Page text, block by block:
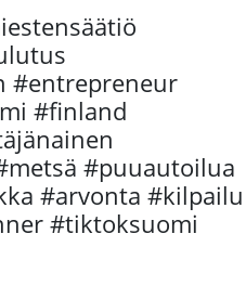
#entrepreneur
#finland
#puuautoilua
#arvonta #kilpailu
#tiktoksuomi